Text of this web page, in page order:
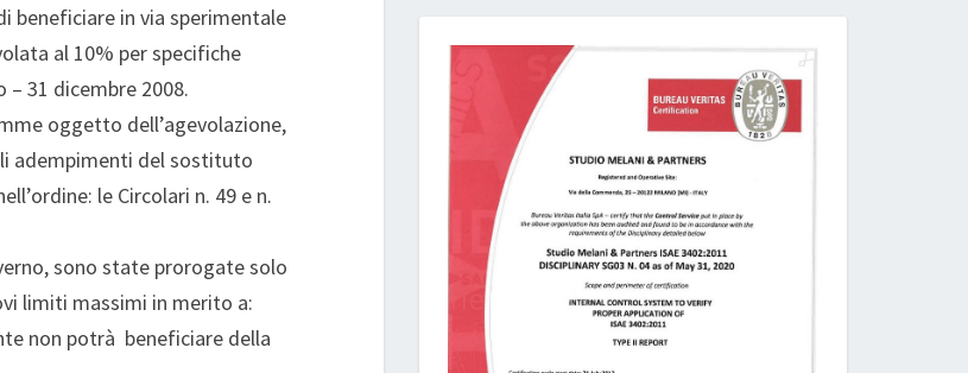
beneficiare in via sperimentale
al 10% per specifiche
31 dicembre 2008.
oggetto dell’agevolazione,
adempimenti del sostituto
le Circolari n. 49 e n.
sono state prorogate solo
limiti massimi in merito a:
non potrà beneficiare della